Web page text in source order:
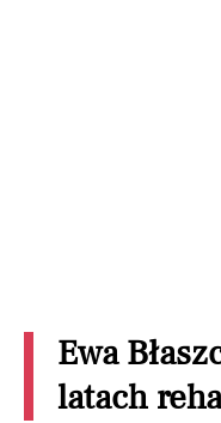
Ewa
latach